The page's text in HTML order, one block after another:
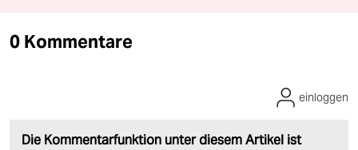
0 Kommentare
Die Kommentarfunktion unter diesem Artikel ist
einloggen